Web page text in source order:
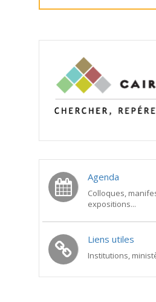
Agenda
Colloques,
expositions...
Liens utiles
Institutions,